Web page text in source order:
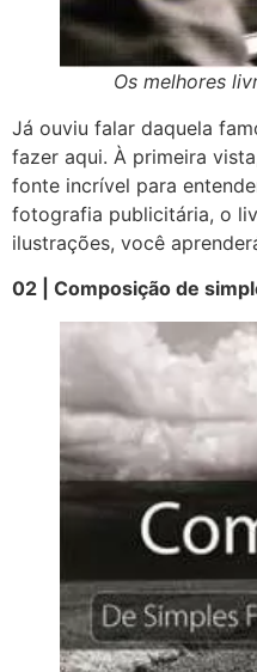
Os melhores
Já ouviu falar daquela
fazer aqui. À primeira
fonte incrível para
fotografia publicitária, o
ilustrações, você
02 | Composição de